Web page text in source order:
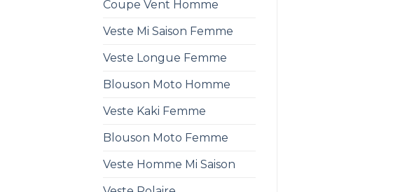
Coupe Vent Homme
Veste Mi Saison Femme
Veste Longue Femme
Blouson Moto Homme
Veste Kaki Femme
Blouson Moto Femme
Veste Homme Mi Saison